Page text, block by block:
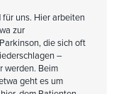
uns. Hier arbeiten
zur
die sich oft
–
werden. Beim
geht es um